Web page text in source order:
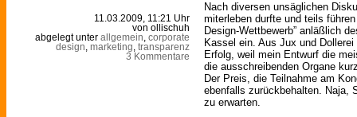
11.03.2009, 11:21 Uhr
von ollischuh
abgelegt unter allgemein corporate
design marketing transparenz
3 Kommentare
Nach diversen unsäglichen
miterleben durfte und teils
Design-Wettbewerb” anläßlich
Kassel ein. Aus Jux und
Erfolg, weil mein Entwurf die
die ausschreibenden Organe
Der Preis, die Teilnahme am
ebenfalls zurückbehalten. Naja,
zu erwarten.